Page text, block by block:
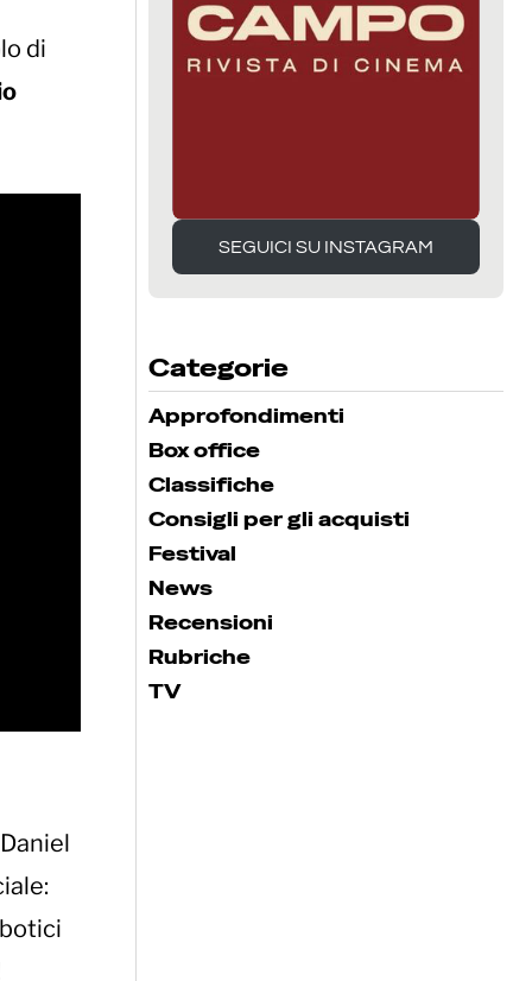
di
SEGUICI SU INSTAGRAM
SEGUICI SU INSTAGRAM
Categorie
Approfondimenti
Box office
Classifiche
Consigli per gli acquisti
Festival
News
Recensioni
Rubriche
TV